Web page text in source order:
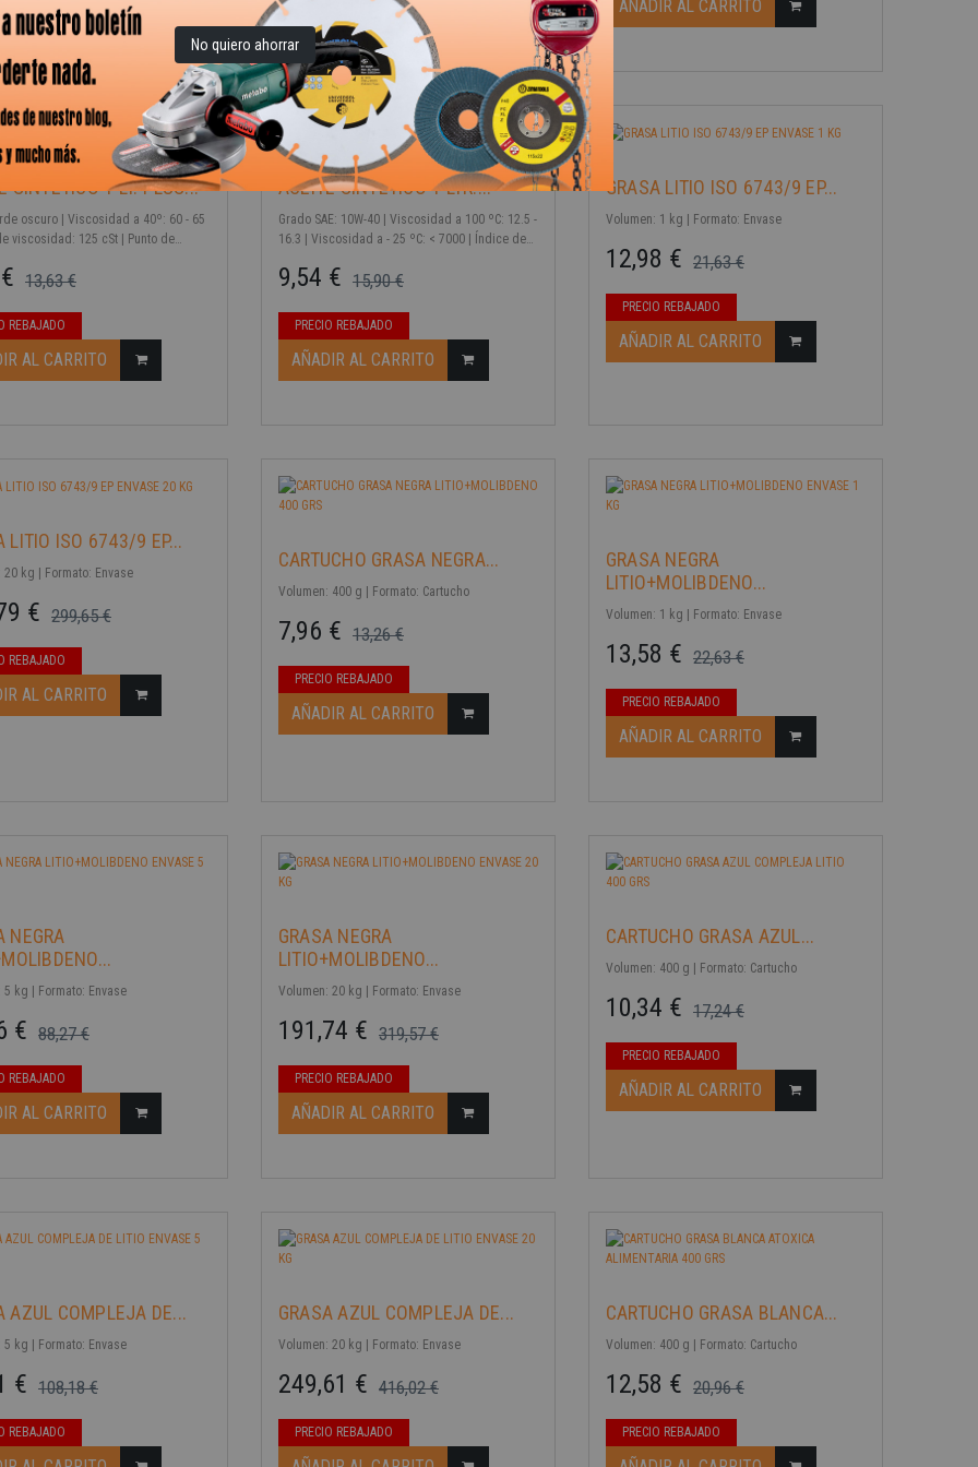
AL CARRITO AÑADIR AL CARRITO
SINTETICO 1 LT. PLUS...
oscuro | Viscosidad a 40º: 60 - 65
viscosidad: 125 cSt | Punto de
[L]: 1
13,63 €
REBAJADO
AL CARRITO
ACEITE SINTETICO 1 LTR....
Grado SAE: 10W-40 | Viscosidad a 100 ºC: 12.5 -
16.3 | Viscosidad a - 25 ºC: < 7000 | Índice de
Punto de congelación: - 32 ºC | TBN (mg
15,90 €
9,54 €
PRECIO REBAJADO
AÑADIR AL CARRITO
GRASA LITIO ISO 6743/9 EP...
Volumen: 1 kg | Formato: Envase
21,63 €
12,98 €
PRECIO REBAJADO
AÑADIR AL CARRITO
LITIO ISO 6743/9 EP...
20 kg | Formato: Envase
299,65 €
€
REBAJADO
AL CARRITO
CARTUCHO GRASA NEGRA...
Volumen: 400 g | Formato: Cartucho
13,26 €
-40%
7,96 €
PRECIO REBAJADO
AÑADIR AL CARRITO
GRASA NEGRA
LITIO+MOLIBDENO...
Volumen: 1 kg | Formato: Envase
22,63 €
13,58 €
PRECIO REBAJADO
AÑADIR AL CARRITO
NEGRA
5 kg | Formato: Envase
88,27 €
€
REBAJADO
AL CARRITO
GRASA NEGRA
LITIO+MOLIBDENO...
Volumen: 20 kg | Formato: Envase
319,57 €
191,74 €
PRECIO REBAJADO
AÑADIR AL CARRITO
CARTUCHO GRASA AZUL...
Volumen: 400 g | Formato: Cartucho
17,24 €
-40%
10,34 €
PRECIO REBAJADO
AÑADIR AL CARRITO
AZUL COMPLEJA DE...
5 kg | Formato: Envase
108,18 €
€
REBAJADO
GRASA AZUL COMPLEJA DE...
Volumen: 20 kg | Formato: Envase
416,02 €
-40%
249,61 €
PRECIO REBAJADO
CARTUCHO GRASA BLANCA...
Volumen: 400 g | Formato: Cartucho
20,96 €
12,58 €
PRECIO REBAJADO
-40%
No quiero ahorrar